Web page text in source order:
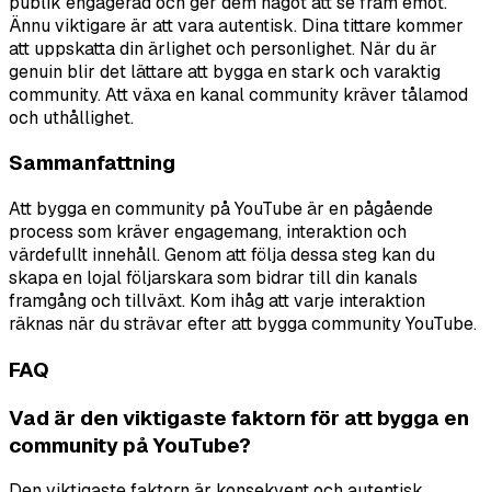
Ännu viktigare är att vara autentisk. Dina tittare kommer
att uppskatta din ärlighet och personlighet. När du är
genuin blir det lättare att bygga en stark och varaktig
community. Att växa en kanal community kräver tålamod
och uthållighet.
Sammanfattning
Att bygga en community på YouTube är en pågående
process som kräver engagemang, interaktion och
värdefullt innehåll. Genom att följa dessa steg kan du
skapa en lojal följarskara som bidrar till din kanals
framgång och tillväxt. Kom ihåg att varje interaktion
räknas när du strävar efter att bygga community YouTube.
FAQ
Vad är den viktigaste faktorn för att bygga en
community på YouTube?